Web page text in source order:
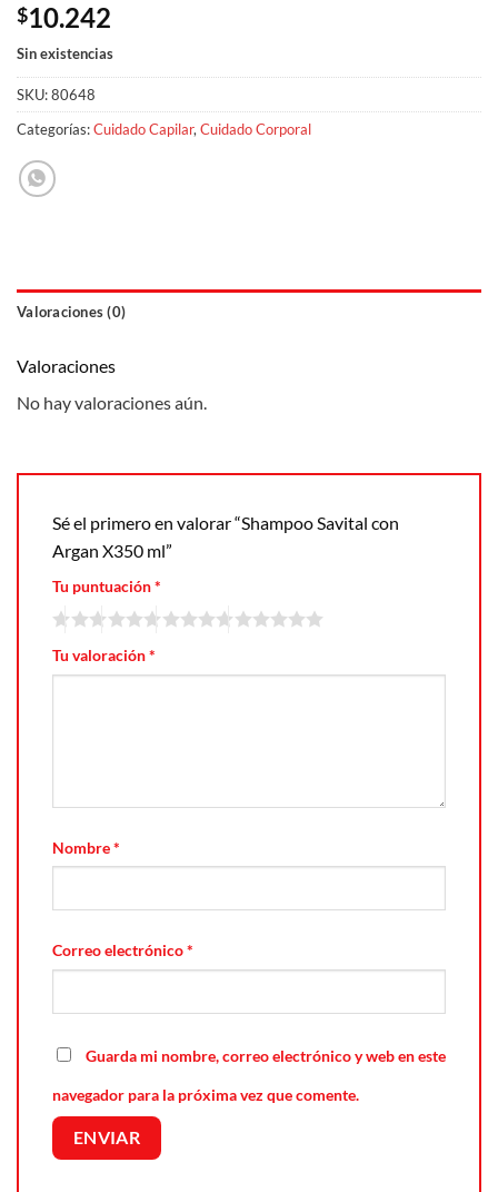
$10.242
Sin existencias
SKU:80648
Categorías:Cuidado Capilar,Cuidado Corporal
Valoraciones (0)
Valoraciones
No hay valoraciones aún.
Sé el primero en valorar “Shampoo Savital con
Argan X350 ml”
Tu puntuación*
Tu valoración*
Nombre*
Correo electrónico*
Guarda mi nombre, correo electrónico y web en este
navegador para la próxima vez que comente.